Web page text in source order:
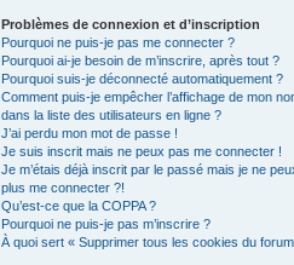
Problèmes de connexion et d’inscription
Pourquoi ne puis-je pas me connecter ?
Pourquoi ai-je besoin de m’inscrire, après tout ?
Pourquoi suis-je déconnecté automatiquement ?
Comment puis-je empêcher l’affichage de mon
dans la liste des utilisateurs en ligne ?
J’ai perdu mon mot de passe !
Je suis inscrit mais ne peux pas me connecter !
Je m’étais déjà inscrit par le passé mais je ne
plus me connecter ?!
Qu’est-ce que la COPPA ?
Pourquoi ne puis-je pas m’inscrire ?
À quoi sert « Supprimer tous les cookies du